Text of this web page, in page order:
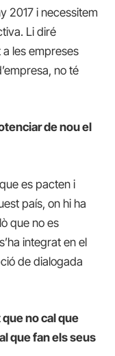
2017 i necessitem
Li diré
les empreses
no té
de nou el
es pacten i
país, on hi ha
que no es
integrat en el
de dialogada
no cal que
que fan els seus